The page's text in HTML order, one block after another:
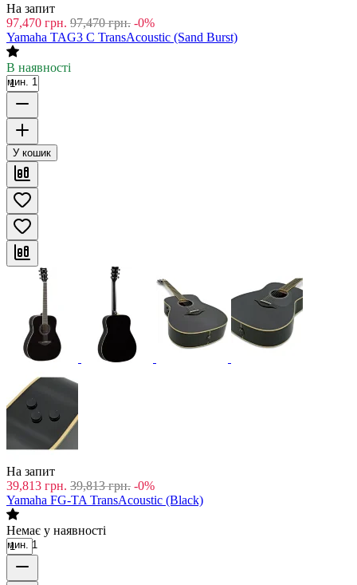
На запит
97,470 грн. 97,470 грн. -0%
Yamaha TAG3 C TransAcoustic (Sand Burst)
В наявності
мин. 1
У кошик
На запит
39,813 грн. 39,813 грн. -0%
Yamaha FG-TA TransAcoustic (Black)
Немає у наявності
мин. 1